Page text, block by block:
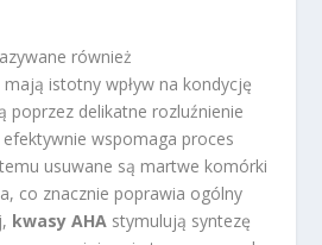
również
mają istotny wpływ na kondycję
poprzez delikatne rozluźnienie
wspomaga proces
usuwane są martwe komórki
co znacznie poprawia ogólny
kwasy AHA stymulują syntezę